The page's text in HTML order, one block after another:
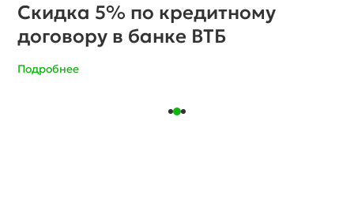
Летняя распродажа готовых
домов
Подробнее